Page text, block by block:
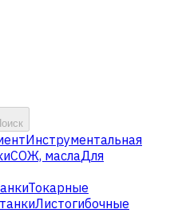
Инструментальная
СОЖ, маслаДля
Токарные
Листогибочные